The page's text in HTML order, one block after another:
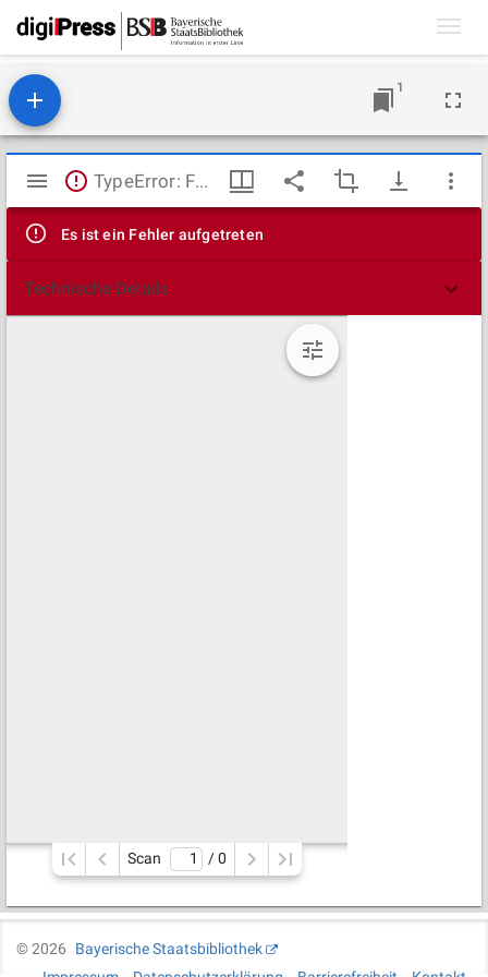
1
Mirador
Viewer
TypeError: Failed to fetch
Es ist ein Fehler aufgetreten
Technische Details
Scan / 0
©2026
Bayerische Staatsbibliothek